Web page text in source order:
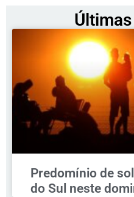
Predomínio de
do Sul neste